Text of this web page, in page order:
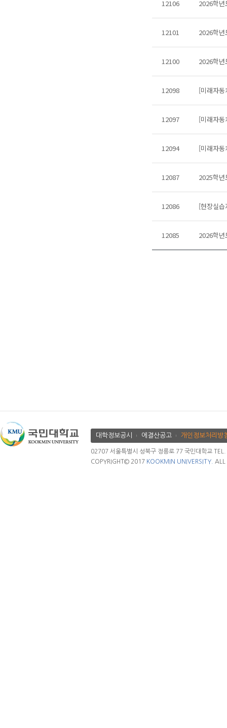
12106 2026학
12101 2026학
12100 2026학
12098 [미래자
12097 [미래자
12094 [미래자
12087 2025학
12086 [현장실
12085 2026학
대학정보공시 에결산공고 개인정보처리방
02707 서울특별시 성북구 정릉로 77 국민대학교
COPYRIGHT© 2017 KOOKMIN UNIVERSITY. ALL